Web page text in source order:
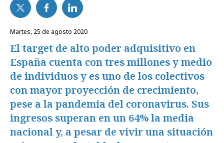
martes, 25 de agosto 2020
El target de alto poder adquisitivo en
España cuenta con tres millones y medio
de individuos y es uno de los colectivos
con mayor proyección de crecimiento,
pese a la pandemia del coronavirus. Sus
ingresos superan en un 64% la media
nacional y, a pesar de vivir una situación